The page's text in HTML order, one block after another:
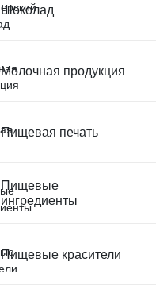
Шоколад
Молочная продукция
Пищевая печать
Пищевые
ингредиенты
Пищевые красители